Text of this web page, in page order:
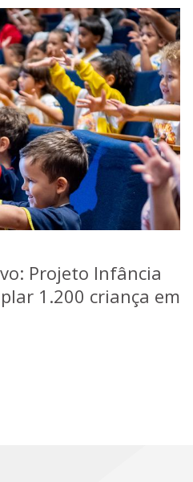
Projeto Infância
1.200 criança em